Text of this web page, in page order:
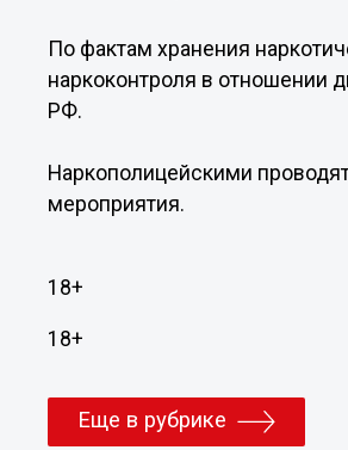
По фактам хранения
наркоконтроля в отношении
РФ.
Наркополицейскими
мероприятия.
18+
18+
Еще в рубрике